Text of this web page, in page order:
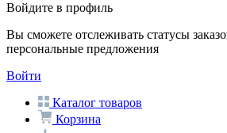
Войдите в профиль
Вы сможете отслеживать статусы
персональные предложения
Войти
Каталог товаров
Корзина